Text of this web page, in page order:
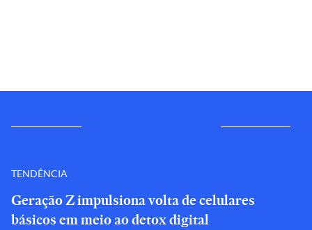
TENDÊNCIA
Geração Z impulsiona volta de celulares
básicos em meio ao detox digital